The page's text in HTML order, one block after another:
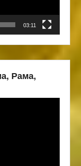
03:11
Рама,